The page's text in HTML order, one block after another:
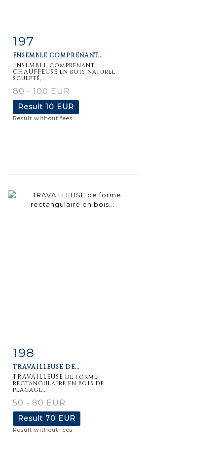
Item detail
197
ENSEMBLE COMPRENANT...
ENSEMBLE comprenant
CHAUFFEUSE en bois naturel
sculpté,...
80 - 100 EUR
Result 10 EUR
Result without fees
Item detail
198
TRAVAILLEUSE DE...
TRAVAILLEUSE de forme
rectangulaire en bois de
placage...
50 - 80 EUR
Result 70 EUR
Result without fees